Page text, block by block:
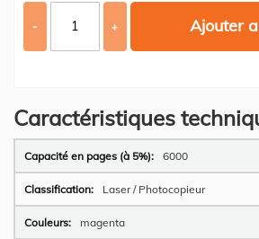
- + Ajouter
Caractéristiques
Plus
d’information
6000
Laser / Photocopieur
magenta